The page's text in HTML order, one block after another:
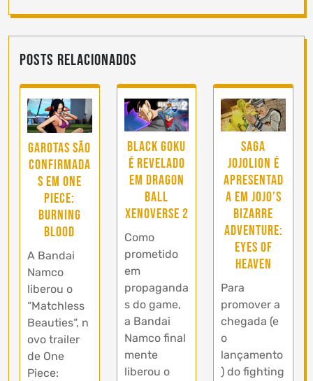
Posts Relacionados
Garotas são
confirmada
s em One
Piece:
Burning
Blood
A Bandai
Namco
liberou o
“Matchless
Beauties“, n
ovo trailer
de One
Piece:
Black Goku
é revelado
em Dragon
Ball
Xenoverse 2
Como
prometido
em
propaganda
s do game,
a Bandai
Namco final
mente
liberou o
Saga
Jojolion é
apresentad
a em JoJo’s
Bizarre
Adventure:
Eyes of
Heaven
Para
promover a
chegada (e
o
lançamento
) do fighting